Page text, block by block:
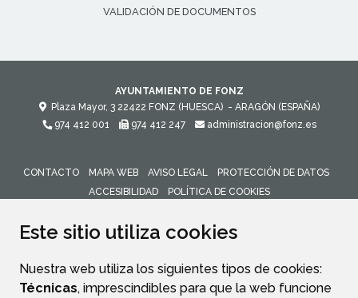
Este sitio utiliza cookies
Nuestra web utiliza los siguientes tipos de cookies:
Técnicas, imprescindibles para que la web funcione
VALIDACIÓN DE DOCUMENTOS
AYUNTAMIENTO DE FONZ
Plaza Mayor, 3 22422 FONZ (HUESCA) - ARAGÓN (ESPAÑA)
974 412 001
974 412 247 administracion@fonz.es
CONTACTO MAPA WEB AVISO LEGAL
PROTECCIÓN DE DATOS
ACCESIBILIDAD
POLÍTICA DE COOKIES